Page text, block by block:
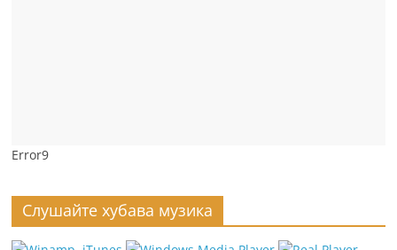
Error9
Слушайте хубава музика